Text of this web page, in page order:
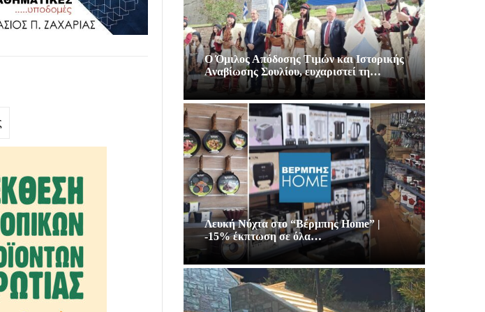
Ο Όμιλος Απόδοσης Τιμών και Ιστορικής
Αναβίωσης Σουλίου, ευχαριστεί τη…
Λευκή Νύχτα στο “Βέρμπης Home” |
-15% έκπτωση σε όλα…